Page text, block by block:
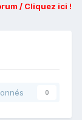
/ Cliquez ici !
0